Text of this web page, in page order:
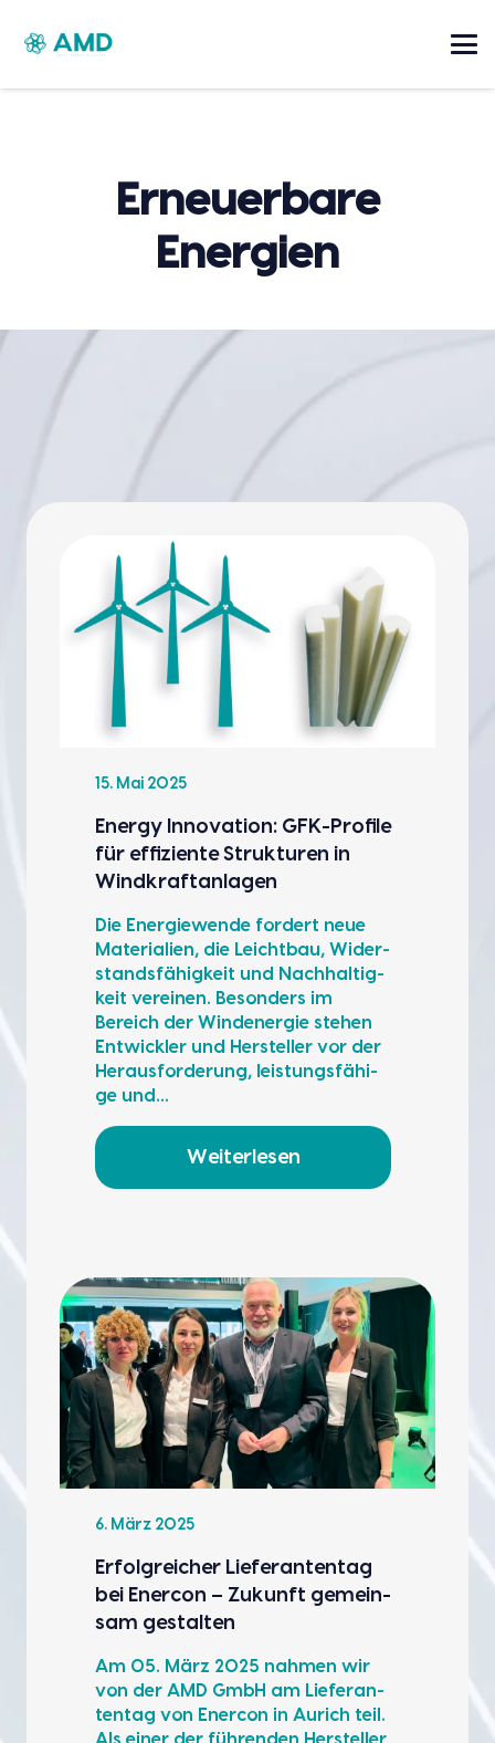
Erneuerbare
Energien
15. Mai 2025
Ener­gy Inno­va­ti­on: GFK-Pro­fi­le
für effi­zi­en­te Struk­tu­ren in
Wind­kraft­an­la­gen
Die Ener­gie­wen­de for­dert neue
Mate­ria­li­en, die Leicht­bau, Wider­
stands­fä­hig­keit und Nach­hal­tig­
keit ver­ei­nen. Beson­ders im
Bereich der Wind­ener­gie ste­hen
Ent­wick­ler und Her­stel­ler vor der
Her­aus­for­de­rung, leis­tungs­fä­hi­
ge und…
Weiterlesen
6. März 2025
Erfolg­rei­cher Lie­fe­ran­ten­tag
bei Ener­con – Zukunft gemein­
sam gestal­ten
Am 05. März 2025 nah­men wir
von der AMD GmbH am Lie­fe­ran­
ten­tag von Ener­con in Aurich teil.